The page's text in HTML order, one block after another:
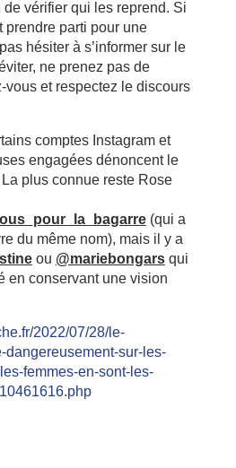
vérifier qui les reprend. Si
prendre parti pour une
hésiter à s’informer sur le
ne prenez pas de
vous et respectez le discours
comptes Instagram et
engagées dénoncent le
plus connue reste Rose
(qui a
du même nom), mais il y a
ou @mariebongarsqui
en conservant une vision
2022/07/28/le-
sur-les-
femmes-en-sont-les-